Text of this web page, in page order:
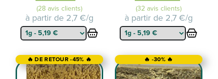
(28 avis clients)
à partir de 2,7 €/g
(32 avis clients)
à partir de 2,7 €/g
🔥 DE RETOUR -45% 🔥 🔥 -30% 🔥